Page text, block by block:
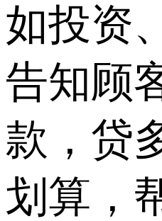
如投资
告知顾
款，贷
划算，